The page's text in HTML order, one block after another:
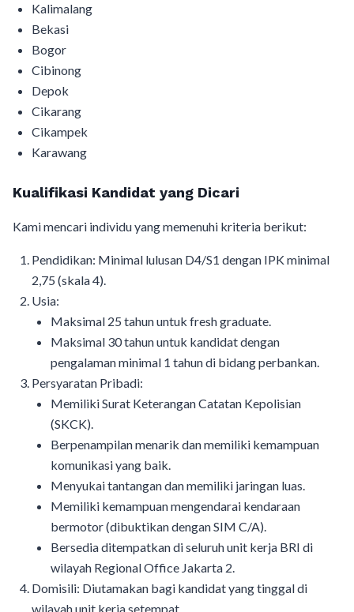
Kalimalang
Bekasi
Bogor
Cibinong
Depok
Cikarang
Cikampek
Karawang
Kualifikasi Kandidat yang Dicari
Kami mencari individu yang memenuhi kriteria berikut:
Pendidikan: Minimal lulusan D4/S1 dengan IPK minimal
2,75 (skala 4).
Usia:
Maksimal 25 tahun untuk fresh graduate.
Maksimal 30 tahun untuk kandidat dengan
pengalaman minimal 1 tahun di bidang perbankan.
Persyaratan Pribadi:
Memiliki Surat Keterangan Catatan Kepolisian
(SKCK).
Berpenampilan menarik dan memiliki kemampuan
komunikasi yang baik.
Menyukai tantangan dan memiliki jaringan luas.
Memiliki kemampuan mengendarai kendaraan
bermotor (dibuktikan dengan SIM C/A).
Bersedia ditempatkan di seluruh unit kerja BRI di
wilayah Regional Office Jakarta 2.
Domisili: Diutamakan bagi kandidat yang tinggal di
wilayah unit kerja setempat.